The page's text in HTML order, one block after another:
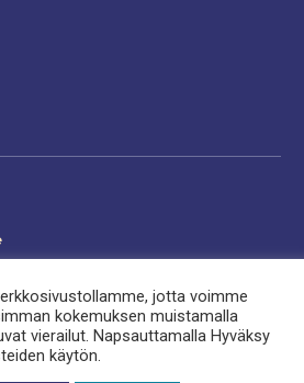
jotta voimme
kokemuksen muistamalla
vierailut. Napsauttamalla Hyväksy
käytön.